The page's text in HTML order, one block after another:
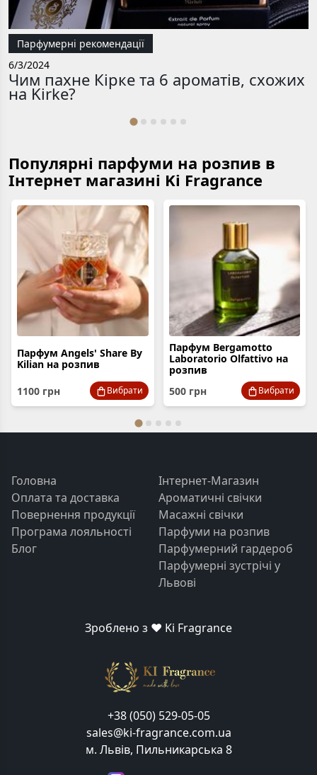
Парфумерні рекомендації
6/3/2024
Чим пахне Кірке та 6 ароматів, схожих
на Kirke?
Популярні парфуми на розпив в
Інтернет магазині Ki Fragrance
Парфум Angels' Share By
Kilian на розпив
1100 грн Вибрати
Парфум Bergamotto
Laboratorio Olfattivo на
розпив
500 грн Вибрати
Головна
Оплата та доставка
Повернення продукції
Програма лояльності
Блог
Інтернет-Магазин
Ароматичні свічки
Масажні свічки
Парфуми на розпив
Парфумерний гардероб
Парфумерні зустрічі у
Львові
Зроблено з ❤️ Ki Fragrance
+38 (050) 529-05-05
sales@ki-fragrance.com.ua
м. Львів, Пильникарська 8